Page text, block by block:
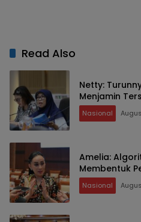
Read Also
Netty:
Menjamin
Nasional
Amelia:
Membentuk
Nasional